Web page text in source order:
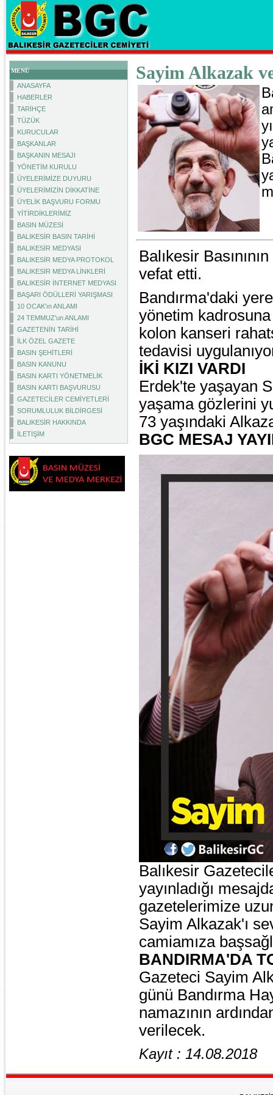
MENÜ
ANASAYFA
HABERLER
TARİHÇE
TÜZÜK
KURUCULAR
BAŞKANLAR
BAŞKANIN MESAJI
YÖNETİM KURULU
ÜYELERİMİZE DUYURU
ÜYELERİMİZİN DİKKATİNE
ÜYELİK BAŞVURU FORMU
YİTİRDİKLERİMİZ
BASIN MÜZESİ
BALIKESİR BASIN TARİHİ
BALIKESİR MEDYASI
BALIKESİR MEDYA PROTOKOL
BALIKESİR MEDYA LİNKLERİ
BALIKESİR İNTERNET MEDYASI
BAŞARI ÖDÜLLERİ YARIŞMASI
10 OCAK'ın ANLAMI
24 TEMMUZ'un ANLAMI
GAZETENİN TARİHİ
İLK ÖZEL GAZETE
BASIN ŞEHİTLERİ
BASIN KANUNU
BASIN KARTI YÖNETMELİK
BASIN KARTI BAŞVURUSU
GAZETECİLER CEMİYETLERİ
SORUMLULUK BİLDİRGESİ
BALIKESİR HAKKINDA
İLETİŞİM
Sayim Alkazak
Balıkesir
vefat etti.
Bandırma'daki
yönetim
kolon kanseri
tedavisi
İKİ KIZI VARDI
Erdek'te yaşayan
yaşama gözlerini
73 yaşındaki
BGC MESAJ
Balıkesir
yayınladığı
gazetelerimize
Sayim Alkazak'ı
camiamıza
BANDIRMA'DA
Gazeteci Sayim
günü Bandırma
namazının
verilecek.
Kayıt : 14.08.2018